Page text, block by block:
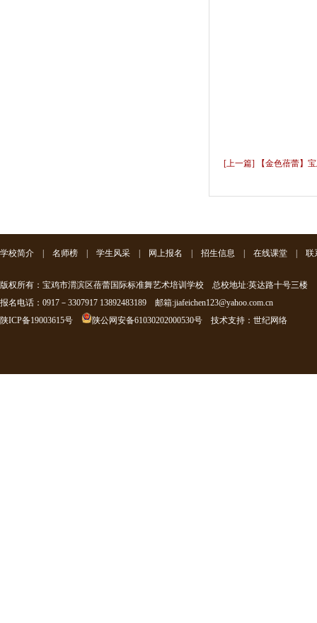
[上一篇] 【金色蓓蕾】
学校简介 名师榜 学生风采 网上报名 招生信息 在线课堂 联
版权所有：宝鸡市渭滨区蓓蕾国际标准舞艺术培训学校 总校地址:英达路十号三楼
报名电话：0917－3307917 13892483189 邮箱:jiafeichen123@yahoo.com.cn
陕ICP备19003615号
陕公网安备61030202000530号 技术支持 ： 世纪网络